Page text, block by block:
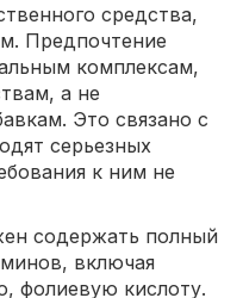
средства,
Предпочтение
комплексам,
а не
Это связано с
серьезных
к ним не
содержать полный
включая
фолиевую кислоту.